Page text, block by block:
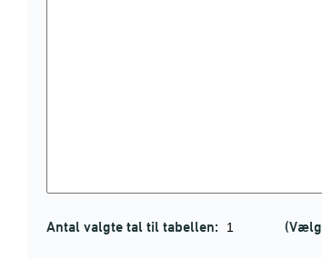
Antal valgte tal til tabellen: